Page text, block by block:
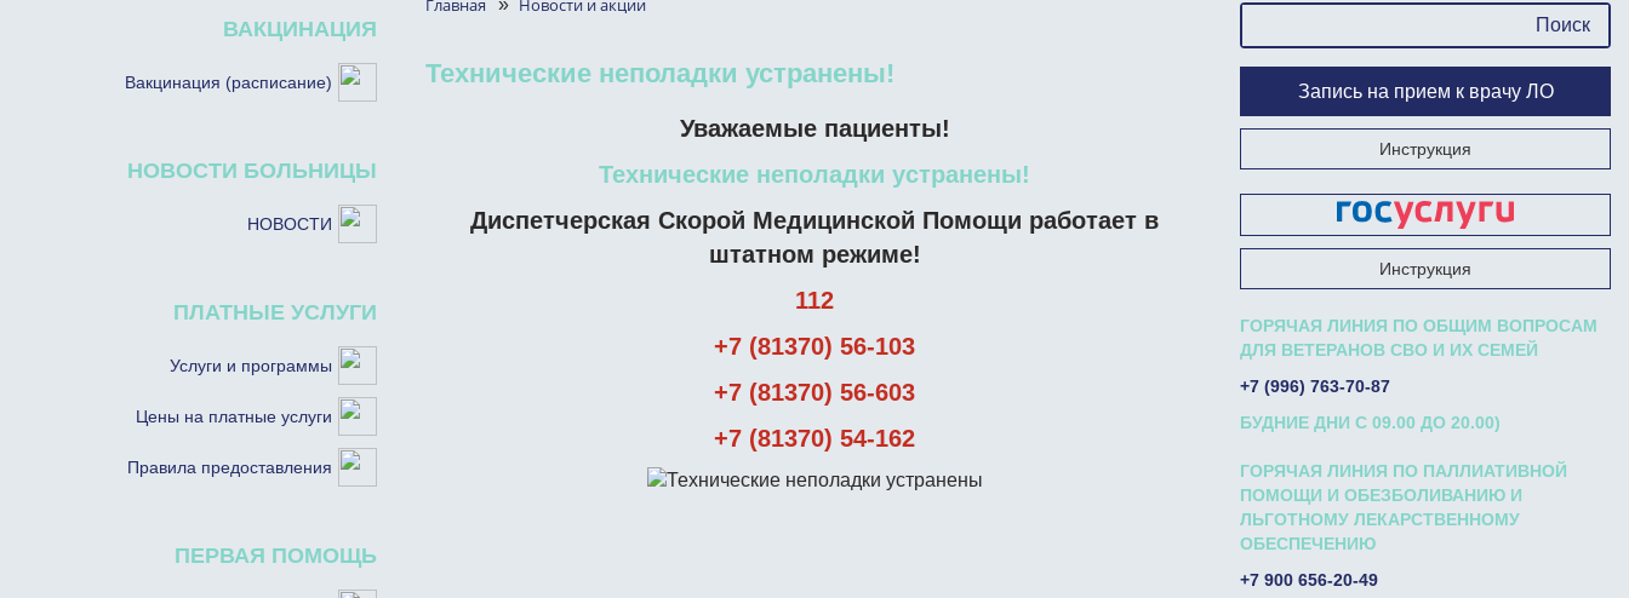
ВАКЦИНАЦИЯ
Вакцинация (расписание)
НОВОСТИ БОЛЬНИЦЫ
НОВОСТИ
ПЛАТНЫЕ УСЛУГИ
Услуги и программы
Цены на платные услуги
Правила предоставления
ПЕРВАЯ ПОМОЩЬ
Главная » Новости и акции
Технические неполадки устранены!
Уважаемые пациенты!
Технические неполадки устранены!
Диспетчерская Скорой Медицинской Помощи работает в
штатном режиме!
112
+7 (81370) 56-103
+7 (81370) 56-603
+7 (81370) 54-162
Запись на прием к врачу ЛО
Инструкция
Запишись на прием к врачу на Госуслугах
Инструкция
ГОРЯЧАЯ ЛИНИЯ ПО ОБЩИМ ВОПРОСАМ
ДЛЯ ВЕТЕРАНОВ СВО И ИХ СЕМЕЙ
+7 (996) 763-70-87
БУДНИЕ ДНИ С 09.00 ДО 20.00)
ГОРЯЧАЯ ЛИНИЯ ПО ПАЛЛИАТИВНОЙ
ПОМОЩИ И ОБЕЗБОЛИВАНИЮ И
ЛЬГОТНОМУ ЛЕКАРСТВЕННОМУ
ОБЕСПЕЧЕНИЮ
+7 900 656-20-49